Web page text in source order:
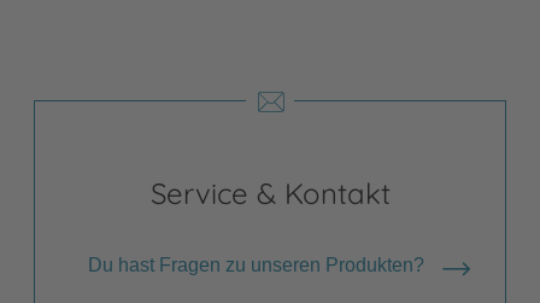
Service & Kontakt
Du hast Fragen zu unseren Produkten?